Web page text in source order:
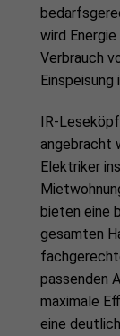
wird
Verbrauch
IR-
angebracht
Elektriker
bieten eine
gesamten
passenden
maximale
eine